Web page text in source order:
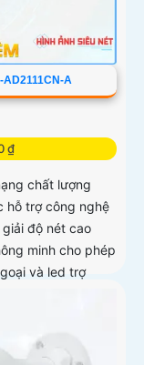
AD2111CN-A
₫
chất lượng
hỗ trợ công nghệ
độ nét cao
minh cho phép
và led trợ
ban đêm một